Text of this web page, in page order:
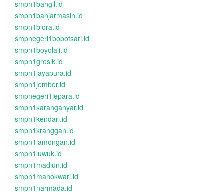
smpn1bangil.id
smpn1banjarmasin.id
smpn1biora.id
smpnegeri1bobotsari.id
smpn1boyolali.id
smpn1gresik.id
smpn1jayapura.id
smpn1jember.id
smpnegeri1jepara.id
smpn1karanganyar.id
smpn1kendari.id
smpn1kranggan.id
smpn1lamongan.id
smpn1luwuk.id
smpn1madiun.id
smpn1manokwari.id
smpn1narmada.id